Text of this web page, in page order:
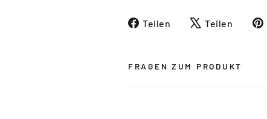
Teilen
Auf
Teilen
Auf
FRAGEN ZUM PRODUKT